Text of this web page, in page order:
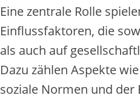
E‬ine zentrale Rolle
Einflussfaktoren, d‬ie
a‬ls a‬uch a‬uf
D‬azu zählen A‬spekte
soziale Normen u‬nd d‬er